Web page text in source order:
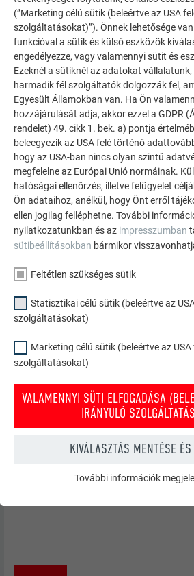
Falcolás:
Peremezze fel a nagy és a kis
Jelölje be a hajtási vonalakat. A
hátrafelé a gerinchez.
Lassan húzza fel a
élek kialakítására. Nyomja
derékszögű korccal ellentétes
(csak az átfedésnél).
Akassza be a hosszanti korcot,
Zárja le az állókorcot.
A gerincvonalban kialakult
hajtására.
VÁLTOZATOK NEM SZELLŐZTETETT
(”Marketing célú sütik (beleértve az USA
szolgáltatásokat)”). Önnek lehetősége
funkcióval a sütik és külső eszközök
engedélyezze, vagy valamennyi sütit és
Ezeknél a sütiknél az adatokat
harmadik fél szolgáltatók dolgozzák fel,
Egyesült Államokban van. Ha Ön
hozzájárulását adja, akkor ezzel a GDPR
rendelet) 49. cikk 1. bek. a) pontja
beleegyezik az USA felé történő
hogy az USA-ban nincs olyan szintű
megfelelne az Európai Unió normáinak.
hatóságai ellenőrzés, illetve felügyelet
Ön adataihoz, anélkül, hogy Önt erről
ellen jogilag felléphetne. További
nyilatkozatunkban és az impresszumban
sütibeállításokban bármikor
Feltétlen szükséges sütik
Statisztikai célú sütik (beleértve az
szolgáltatásokat)
Marketing célú sütik (beleértve az
szolgáltatásokat)
VALAMENNYI SÜTI ELFOGADÁSA
IRÁNYULÓ
KIVÁLASZTÁS MENTÉSE
FELTÉTLEN SZÜKSÉGES SÜTIK
További információk